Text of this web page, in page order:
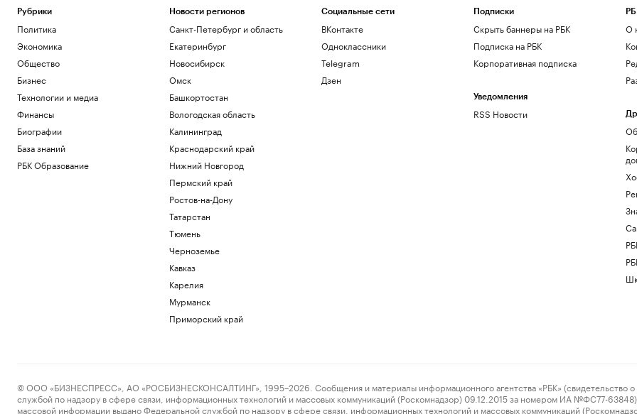
Рубрики
Политика
Экономика
Общество
Бизнес
Технологии и медиа
Финансы
Биографии
База знаний
РБК Образование
Новости регионов
Санкт-Петербург и область
Екатеринбург
Новосибирск
Омск
Башкортостан
Вологодская область
Калининград
Краснодарский край
Нижний Новгород
Пермский край
Ростов-на-Дону
Татарстан
Тюмень
Черноземье
Кавказ
Карелия
Мурманск
Приморский край
Социальные сети
ВКонтакте
Одноклассники
Telegram
Дзен
Подписки
Скрыть баннеры на РБК
Подписка на РБК
Корпоративная подписка
Уведомления
RSS Новости
О
© ООО «БИЗНЕСПРЕСС», АО «РОСБИЗНЕСКОНСАЛТИНГ», 1995–2026. Сообщения и материалы информационного агентства «РБК» (свидетельство о
службой по надзору в сфере связи, информационных технологий и массовых коммуникаций (Роскомнадзор) 09.12.2015 за номером ИА №ФС77-63848)
массовой информации выдано Федеральной службой по надзору в сфере связи, информационных технологий и массовых коммуникаций